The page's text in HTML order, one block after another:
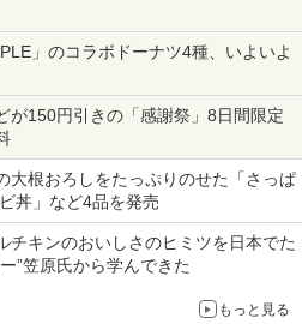
」のコラボドーナツ4種、いよいよ
が150円引きの「感謝祭」8日間限定
大根おろしをたっぷりのせた「さっぱ
丼」など4品を発売
チキンのおいしさのヒミツを日本でた
”笠原氏から学んできた
もっと見る